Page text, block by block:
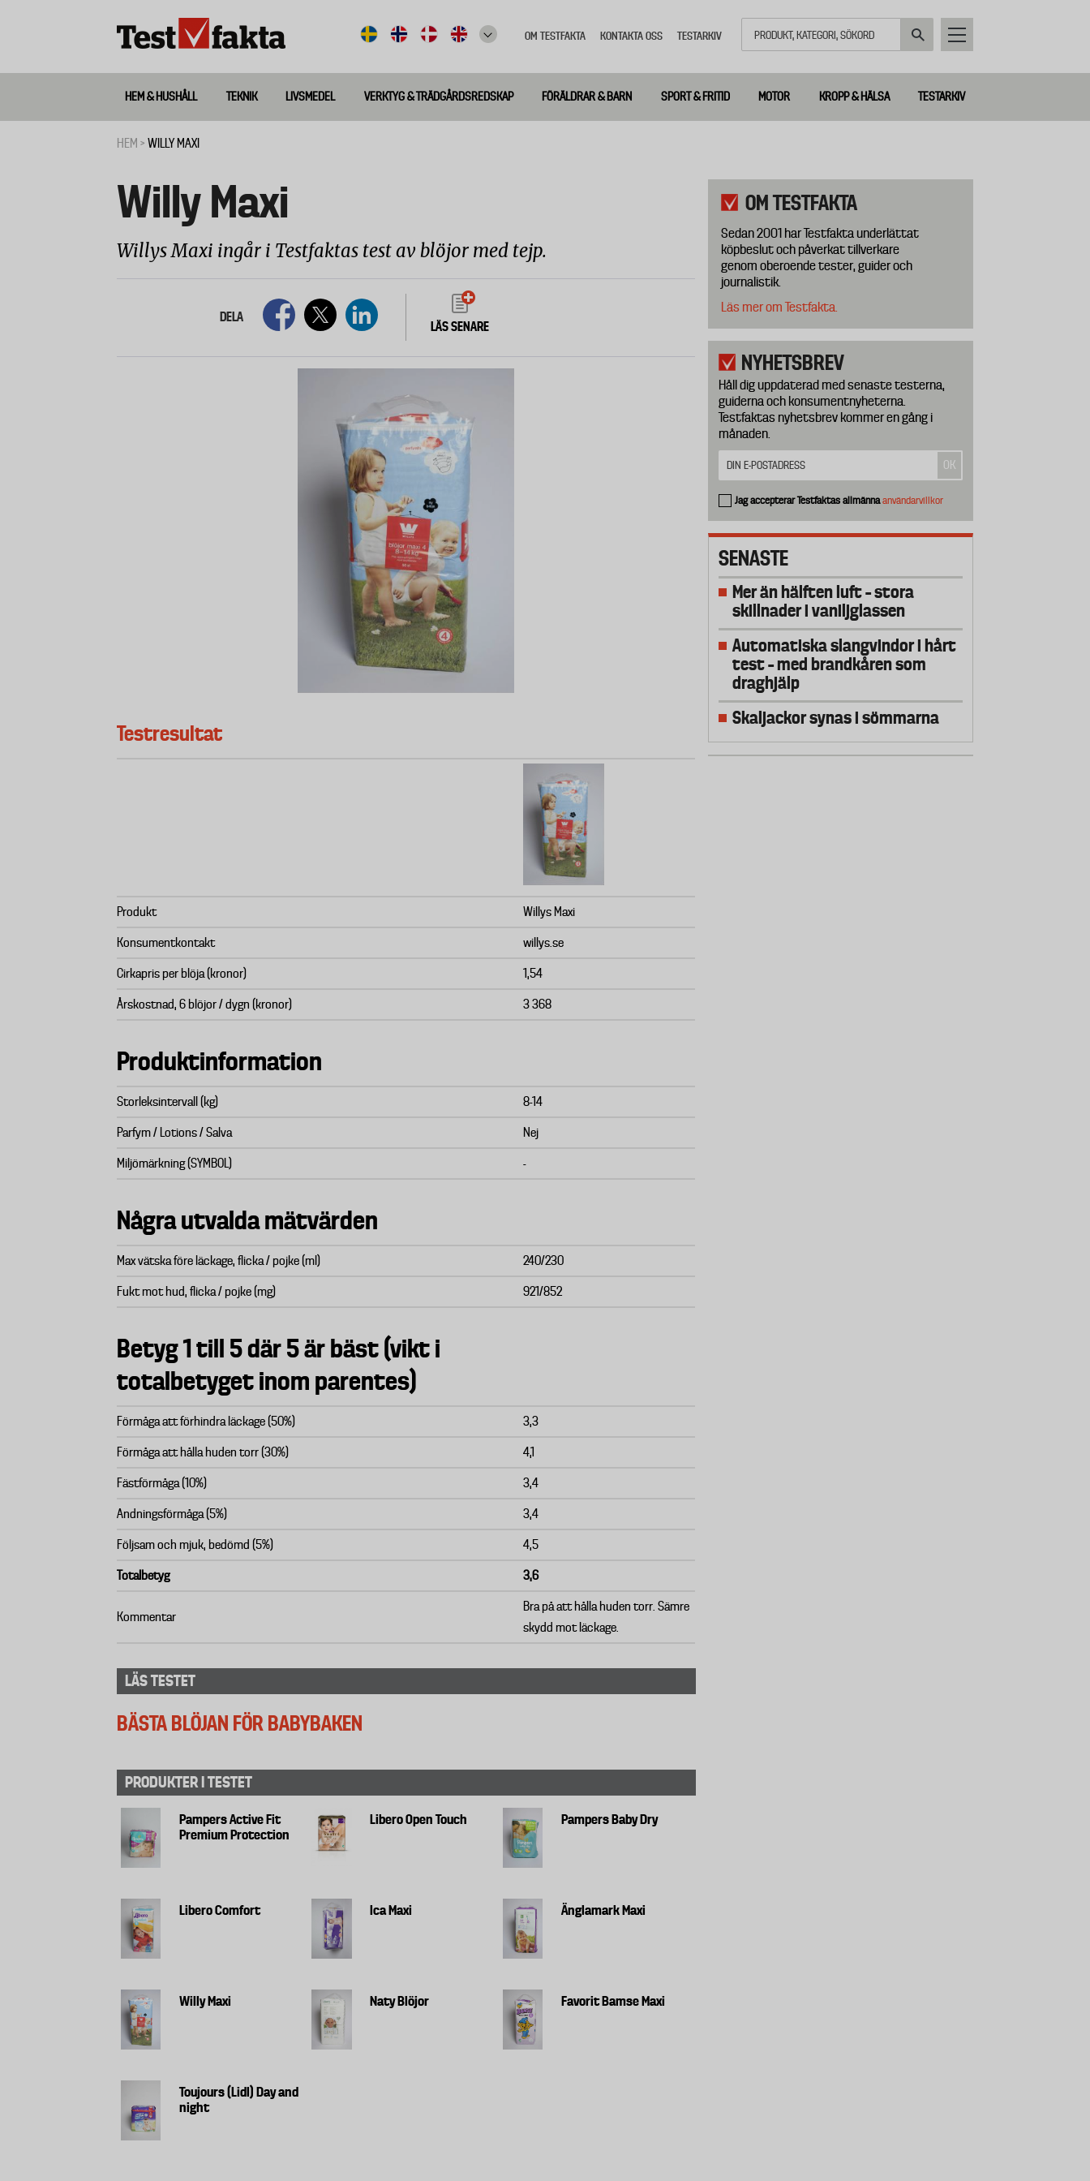
meny
OM TESTFAKTA KONTAKTA OSS TESTARKIV
Huvudmeny
ny
HEM & HUSHÅLL TEKNIK LIVSMEDEL VERKTYG & TRÄDGÅRDSREDSKAP FÖRÄLDRAR & BARN SPORT & FRITID MOTOR KROPP & HÄLSA TESTARKIV
HEM WILLY MAXI
Willy Maxi
Willys Maxi ingår i Testfaktas test av blöjor med tejp.
DELA
LÄS SENARE
Testresultat
Produkt Willys Maxi
Konsumentkontakt willys.se
Cirkapris per blöja (kronor) 1,54
Årskostnad, 6 blöjor / dygn (kronor) 3 368
Produktinformation
Storleksintervall (kg) 8-14
Parfym / Lotions / Salva Nej
Miljömärkning (SYMBOL) -
Några utvalda mätvärden
Max vätska före läckage, flicka / pojke (ml) 240/230
Fukt mot hud, flicka / pojke (mg) 921/852
Betyg 1 till 5 där 5 är bäst (vikt i
totalbetyget inom parentes)
Förmåga att förhindra läckage (50%) 3,3
Förmåga att hålla huden torr (30%) 4,1
Fästförmåga (10%) 3,4
Andningsförmåga (5%) 3,4
Följsam och mjuk, bedömd (5%) 4,5
Totalbetyg 3,6
Kommentar
Bra på att hålla huden torr. Sämre
skydd mot läckage.
LÄS TESTET
BÄSTA BLÖJAN FÖR BABYBAKEN
PRODUKTER I TESTET
Pampers Active Fit
Premium Protection
Libero Open Touch Pampers Baby Dry
Libero Comfort Ica Maxi Änglamark Maxi
Willy Maxi Naty Blöjor Favorit Bamse Maxi
Toujours (Lidl) Day and
night
OM TESTFAKTA
Sedan 2001 har Testfakta underlättat
köpbeslut och påverkat tillverkare
genom oberoende tester, guider och
journalistik.
Läs mer om Testfakta.
NYHETSBREV
Håll dig uppdaterad med senaste testerna,
guiderna och konsumentnyheterna.
Testfaktas nyhetsbrev kommer en gång i
månaden.
Jag accepterar Testfaktas allmännaanvändarvillkor
SENASTE
Mer än hälften luft – stora
skillnader i vaniljglassen
Automatiska slangvindor i hårt
test – med brandkåren som
draghjälp
Skaljackor synas i sömmarna